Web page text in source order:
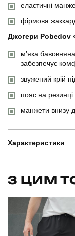
еластичні
фірмова
Джогери Pobedov
м’яка
забезпечує
звужений крій
пояс на
манжети внизу
Характеристики
Призначення
З ЦИМ